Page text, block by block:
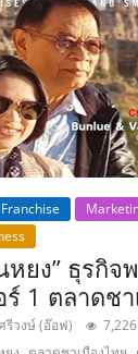
Franchise
ยง” ธุรกิจ
1 ตลาดช
วงษ์ (อ๊อฟ)